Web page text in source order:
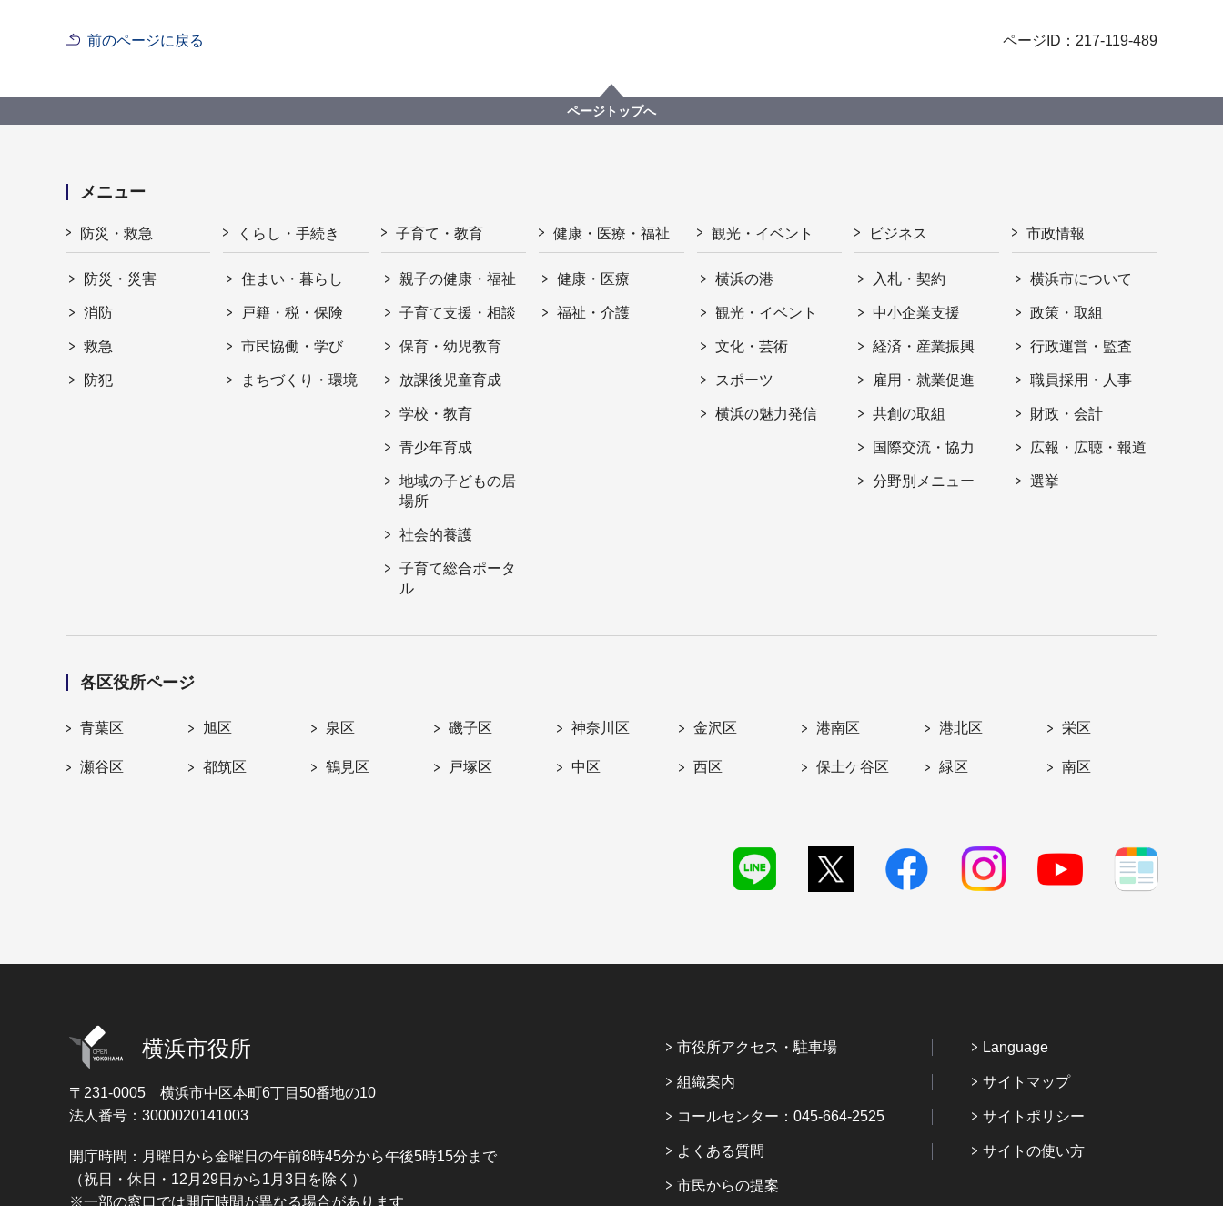
前のページに戻る ページID：217-119-489
ページトップへ
メニュー
防災・救急
防災・災害
消防
救急
防犯
くらし・手続き
住まい・暮らし
戸籍・税・保険
市民協働・学び
まちづくり・環境
子育て・教育
親子の健康・福祉
子育て支援・相談
保育・幼児教育
放課後児童育成
学校・教育
青少年育成
地域の子どもの居
場所
社会的養護
子育て総合ポータ
ル
健康・医療・福祉
健康・医療
福祉・介護
観光・イベント
横浜の港
観光・イベント
文化・芸術
スポーツ
横浜の魅力発信
ビジネス
入札・契約
中小企業支援
経済・産業振興
雇用・就業促進
共創の取組
国際交流・協力
分野別メニュー
市政情報
横浜市について
政策・取組
行政運営・監査
職員採用・人事
財政・会計
広報・広聴・報道
選挙
各区役所ページ
青葉区 旭区 泉区 磯子区 神奈川区 金沢区 港南区 港北区 栄区
瀬谷区 都筑区 鶴見区 戸塚区 中区 西区 保土ケ谷区 緑区 南区
横浜市役所
〒231-0005 横浜市中区本町6丁目50番地の10
法人番号：3000020141003
開庁時間：月曜日から金曜日の午前8時45分から午後5時15分まで
（祝日・休日・12月29日から1月3日を除く）
※一部の窓口では開庁時間が異なる場合があります
市役所アクセス・駐車場
組織案内
コールセンター：045-664-2525
よくある質問
市民からの提案
Language
サイトマップ
サイトポリシー
サイトの使い方